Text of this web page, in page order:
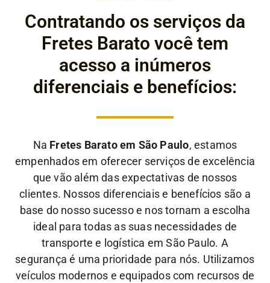
Contratando os serviços da
Fretes Barato você tem
acesso a inúmeros
diferenciais e benefícios:
Na Fretes Barato em São Paulo, estamos
empenhados em oferecer serviços de excelência
que vão além das expectativas de nossos
clientes. Nossos diferenciais e benefícios são a
base do nosso sucesso e nos tornam a escolha
ideal para todas as suas necessidades de
transporte e logística em São Paulo. A
segurança é uma prioridade para nós. Utilizamos
veículos modernos e equipados com recursos de